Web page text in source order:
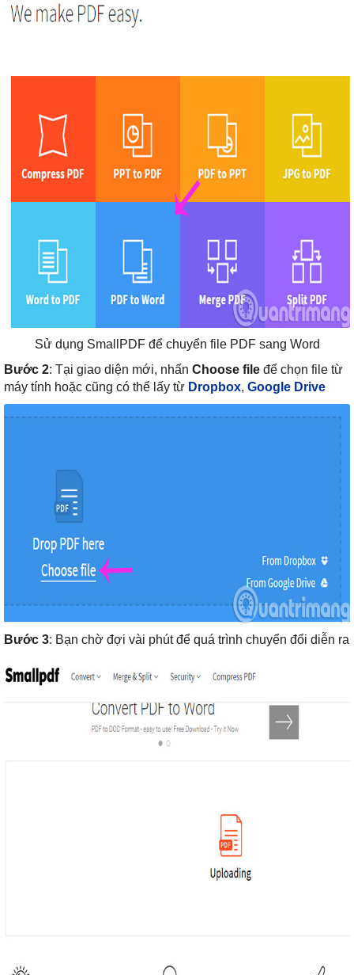
Sử dụng SmallPDF để chuyển file PDF sang Word
Bước 2: Tại giao diện mới, nhấn Choose file để chọn file từ
máy tính hoặc cũng có thể lấy từ Dropbox, Google Drive
Bước 3: Bạn chờ đợi vài phút để quá trình chuyển đổi diễn ra